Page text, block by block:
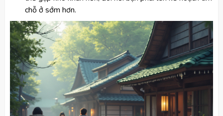
chỗ ở sớm hơn.